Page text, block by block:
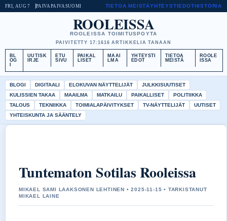
FRI, AUG 7 PAIVAPAIVASUOMI TIETOA MEISTÄYHTEYSTIEDOTHISTORIA
ROOLEISSA
ROOLEISSA TOIMITUSPOYTA
PAIVITETTY 17:1616 ARTIKKELIA TANAAN
BL
OG
UUTISK
IRJE
ETU
SIVU
PAIKAL
LISET
MAAI
LMA
YHTEYSTI
EDOT
TIETOA
MEISTÄ
ROOLE
ISSA
BLOGI DIGITAALI ELOKUVAN NÄYTTELIJÄT
JULKKISUUTISET
KULISSIEN TAKAA
MAAILMA MATKAILU PAIKALLISET
POLITIIKKA
TALOUS
TEKNIIKKA TOIMIALAPÄIVITYKSET TV-NÄYTTELIJÄT
UUTISET
YHTEISKUNTA JA SÄÄNTELY
Tuntematon Sotilas Rooleissa
MIKAEL SAMI LAAKSONEN LEHTINEN • 2025-11-15 • TARKISTANUT
MIKAEL LAINE